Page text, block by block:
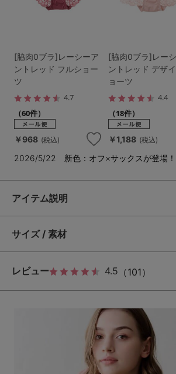
[脇肉0ブラ]レーシーア
ントレッド フルショー
ツ
4.7
（60件）
￥968 (税込)
[脇肉0ブラ]レー
ントレッド デザ
ョーツ
4.4
（18件）
￥1,188 (税込)
2026/5/22 新色：オフ×サックスが登場！
アイテム説明
サイズ / 素材
レビュー 4.5 （101）